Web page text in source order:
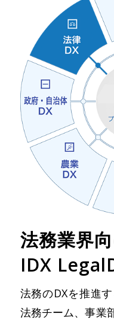
法務業界
IDX
法務のDXを推進
法務チーム、事業